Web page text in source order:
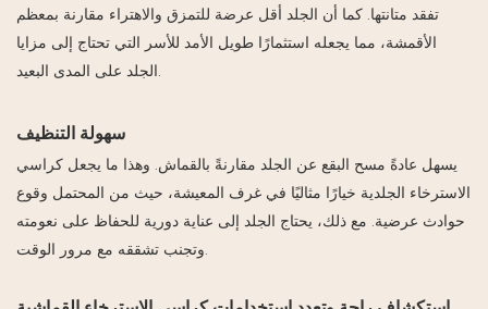
تفقد متانتها. كما أن الجلد أقل عرضة للتمزق والاهتراء مقارنة بمعظم
الأقمشة، مما يجعله استثمارًا طويل الأمد للأسر التي تحتاج إلى مزايا
سهولة التنظيف
يسهل عادةً مسح البقع عن الجلد مقارنةً بالقماش. وهذا ما يجعل كراسي
الاسترخاء الجلدية خيارًا مثاليًا في غرف المعيشة، حيث من المحتمل وقوع
حوادث عرضية. مع ذلك، يحتاج الجلد إلى عناية دورية للحفاظ على نعومته